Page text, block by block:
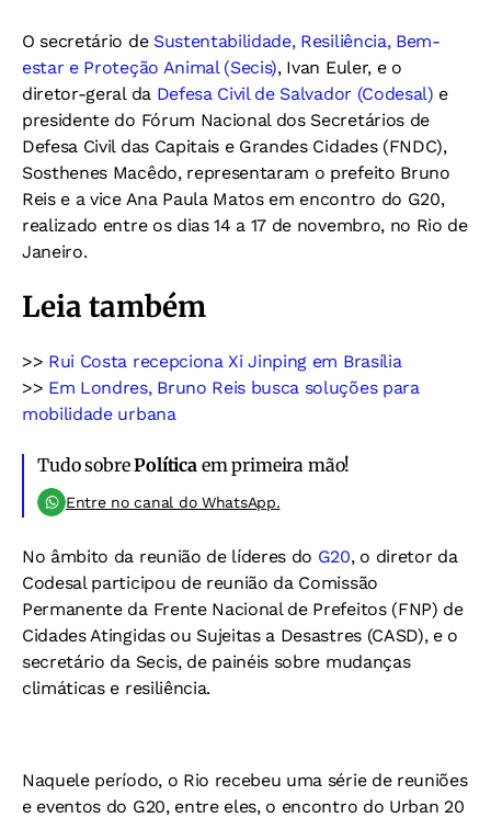
O secretário deSustentabilidade, Resiliência, Bem-
estar e Proteção Animal (Secis), Ivan Euler, e o
diretor-geral da Defesa Civil de Salvador (Codesal) e
presidente do Fórum Nacional dos Secretários de
Defesa Civil das Capitais e Grandes Cidades (FNDC),
Sosthenes Macêdo, representaram o prefeito Bruno
Reis e a vice Ana Paula Matos em encontro do G20,
realizado entre os dias 14 a 17 de novembro, no Rio de
Janeiro.
Leia também
>> Rui Costa recepciona Xi Jinping em Brasília
>> Em Londres, Bruno Reis busca soluções para
mobilidade urbana
Tudo sobrePolíticaem primeira mão!
Entre no canal do WhatsApp.
No âmbito da reunião de líderes do G20, o diretor da
Codesal participou de reunião da Comissão
Permanente da Frente Nacional de Prefeitos (FNP) de
Cidades Atingidas ou Sujeitas a Desastres (CASD), e o
secretário da Secis, de painéis sobre mudanças
climáticas e resiliência.
Naquele período, o Rio recebeu uma série de reuniões
e eventos do G20, entre eles, o encontro do Urban 20